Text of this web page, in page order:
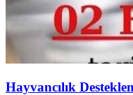
Hayvancılık